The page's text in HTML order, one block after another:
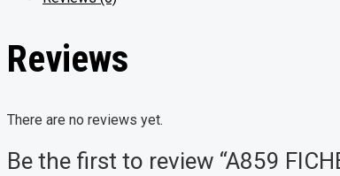
Reviews
There are no reviews yet.
Be the first to review “A859